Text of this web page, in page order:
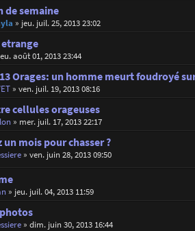
de semaine
» jeu. juil. 25, 2013 23:02
août 01, 2013 23:44
Orages: un homme meurt foudroyé
» ven. juil. 19, 2013 08:16
cellules orageuses
» mer. juil. 17, 2013 22:17
un mois pour chasser ?
» ven. juin 28, 2013 09:50
» jeu. juil. 04, 2013 11:59
» dim. juin 30, 2013 16:44